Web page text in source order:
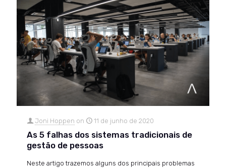
Joni Hoppen on 11 de junho de 2020
As 5 falhas dos sistemas tradicionais de
gestão de pessoas
Neste artigo trazemos alguns dos principais problemas